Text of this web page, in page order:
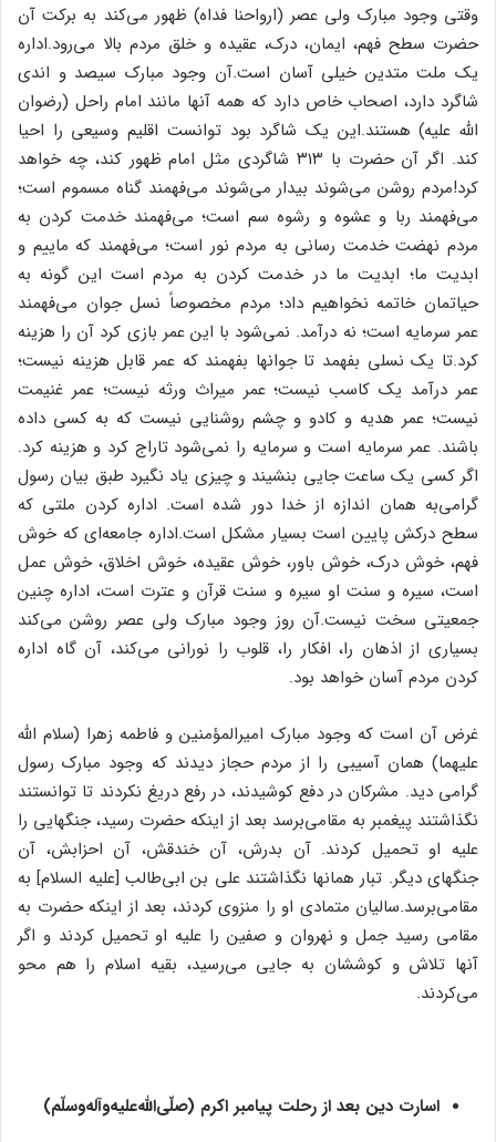
وقتی وجود مبارک ولی عصر (ارواحنا فداه) ظهور می‌کند به برکت آن
حضرت سطح فهم، ایمان، درک، عقیده و خلق مردم بالا می‌رود.اداره
یک ملت متدین خیلی آسان است.آن وجود مبارک سیصد و اندی
شاگرد دارد، اصحاب خاص دارد که همه آنها مانند امام راحل (رضوان
الله علیه) هستند.این یک شاگرد بود توانست اقلیم وسیعی را احیا
کند. اگر آن حضرت با ۳۱۳ شاگردی مثل امام ظهور کند، چه خواهد
کرد!مردم روشن می‌شوند بیدار می‌شوند می‌فهمند گناه مسموم است؛
می‌فهمند ربا و عشوه و رشوه سم است؛ می‌فهمند خدمت کردن به
مردم نهضت خدمت رسانی به مردم نور است؛ می‌فهمند که ماییم و
ابدیت ما؛ ابدیت ما در خدمت کردن به مردم است این گونه به
حیاتمان خاتمه نخواهیم داد؛ مردم مخصوصاً نسل جوان می‌فهمند
عمر سرمایه است؛ نه درآمد. نمی‌شود با این عمر بازی کرد آن را هزینه
کرد.تا یک نسلی بفهمد تا جوانها بفهمند که عمر قابل هزینه نیست؛
عمر درآمد یک کاسب نیست؛ عمر میراث ورثه نیست؛ عمر غنیمت
نیست؛ عمر هدیه و کادو و چشم روشنایی نیست که به کسی داده
باشند. عمر سرمایه است و سرمایه را نمی‌شود تاراج کرد و هزینه کرد.
اگر کسی یک ساعت جایی بنشیند و چیزی یاد نگیرد طبق بیان رسول
گرامی‌به همان اندازه از خدا دور شده است. اداره کردن ملتی که
سطح درکش پایین است بسیار مشکل است.اداره جامعه‌ای که خوش
فهم، خوش درک، خوش باور، خوش عقیده، خوش اخلاق، خوش عمل
است، سیره و سنت او سیره و سنت قرآن و عترت است، اداره چنین
جمعیتی سخت نیست.آن روز وجود مبارک ولی عصر روشن می‌کند
بسیاری از اذهان را، افکار را، قلوب را نورانی می‌کند، آن گاه اداره
کردن مردم آسان خواهد بود.
غرض آن است که وجود مبارک امیرالمؤمنین و فاطمه زهرا (سلام الله
علیهما) همان آسیبی را از مردم حجاز دیدند که وجود مبارک رسول
گرامی دید. مشرکان در دفع کوشیدند، در رفع دریغ نکردند تا توانستند
نگذاشتند پیغمبر به مقامی‌برسد بعد از اینکه حضرت رسید، جنگهایی را
علیه او تحمیل کردند. آن بدرش، آن خندقش، آن احزابش، آن
جنگهای دیگر. تبار همانها نگذاشتند علی بن ابی‌طالب [علیه السلام] به
مقامی‌برسد.سالیان متمادی او را منزوی کردند، بعد از اینکه حضرت به
مقامی رسید جمل و نهروان و صفین را علیه او تحمیل کردند و اگر
آنها تلاش و کوششان به جایی می‌رسید، بقیه اسلام را هم محو
می‌کردند.
اسارت دین بعد از رحلت پیامبر اکرم (صلّی‌الله‌علیه‌وآله‌وسلّم)